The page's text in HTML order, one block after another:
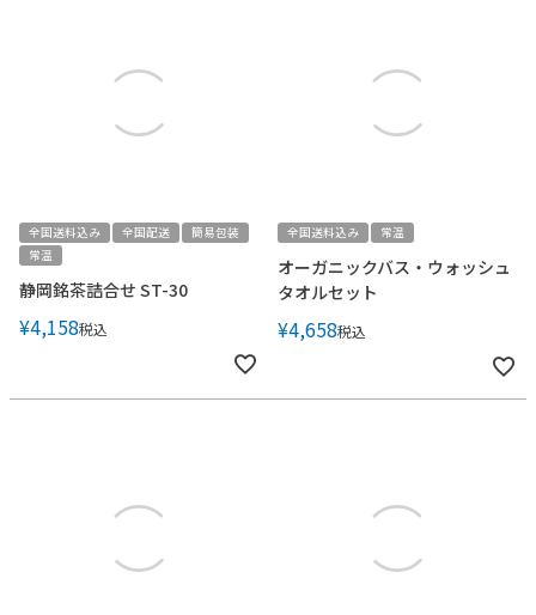
全国送料込み 全国配送
簡易包装
常温
静岡銘茶詰合せ ST-30
¥4,158税込
全国送料込み 常温
オーガニックバス・ウォッシュ
タオルセット
¥4,658税込